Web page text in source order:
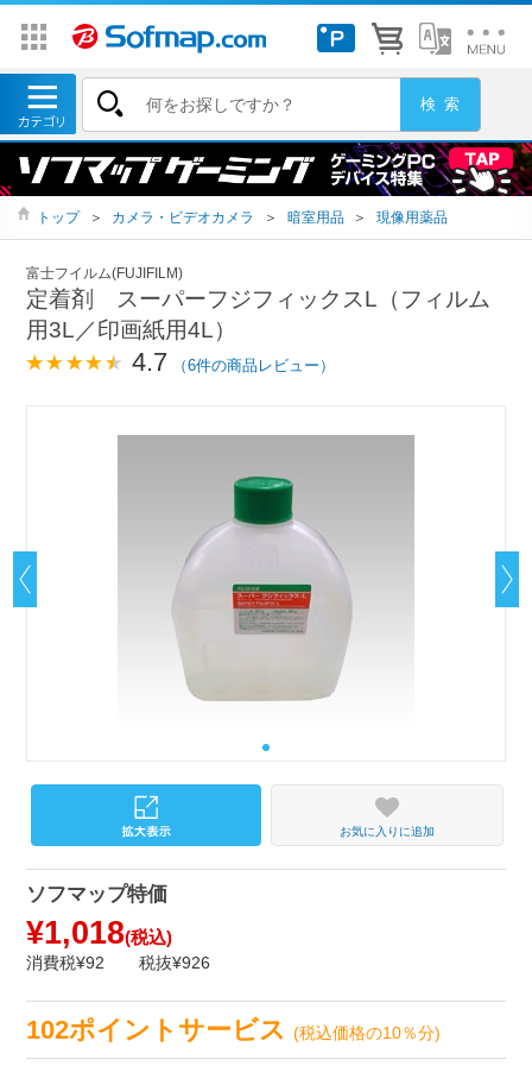
トップ ＞ カメラ・ビデオカメラ ＞ 暗室用品 ＞ 現像用薬品
富士フイルム(FUJIFILM)
定着剤 スーパーフジフィックスL（フィルム
用3L／印画紙用4L）
4.7 （6件の商品レビュー）
お気に入りに追加
ソフマップ特価
¥1,018(税込)
消費税¥92 税抜¥926
102ポイントサービス(税込価格の10％分)